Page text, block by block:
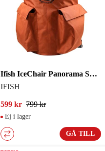
Ifish IceChair Panorama Skrylla
IFISH
599 kr 799 kr
Ej i lager
GÅ TILL